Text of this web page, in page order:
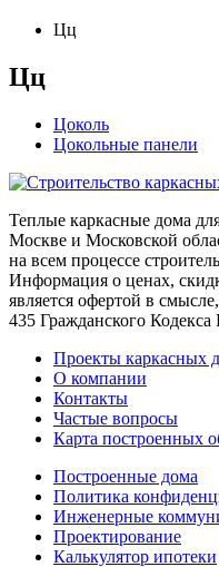
Цц
Цц
Цоколь
Цокольные панели
Теплые каркасные дома
Москве и Московской
на всем процессе
Информация о ценах,
является офертой в
435 Гражданского
Проекты каркасных
О компании
Контакты
Частые вопросы
Карта построенных
Построенные дома
Политика
Инженерные
Проектирование
Калькулятор ипотеки